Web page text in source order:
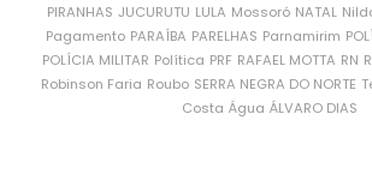
PIRANHAS JUCURUTU LULA Mossoró NATAL
Pagamento PARAÍBA PARELHAS Parnamirim
POLÍCIA MILITAR Política PRF RAFAEL MOTTA RN
Robinson Faria Roubo SERRA NEGRA DO NORTE
Costa Água ÁLVARO DIAS